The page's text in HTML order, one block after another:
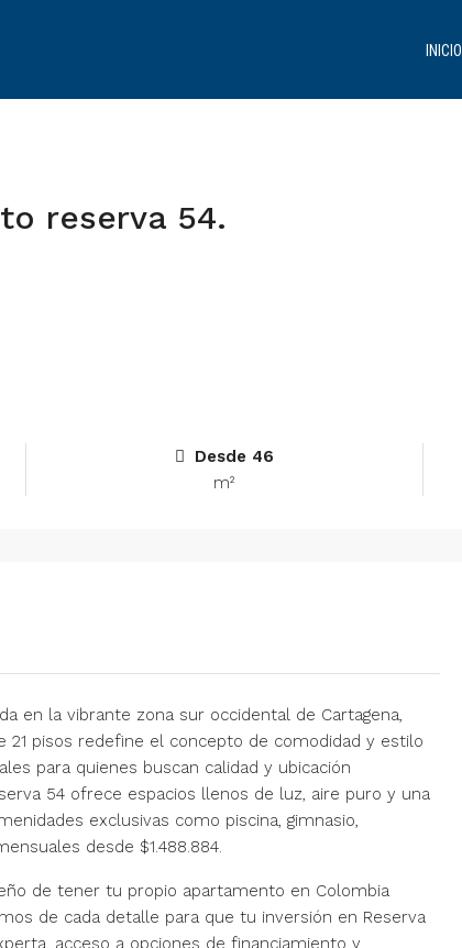
INICIO
reserva 54.
Desde 46
m²
en la vibrante zona sur occidental de Cartagena,
21 pisos redefine el concepto de comodidad y estilo
para quienes buscan calidad y ubicación
54 ofrece espacios llenos de luz, aire puro y una
exclusivas como piscina, gimnasio,
desde $1.488.884.
de tener tu propio apartamento en Colombia
de cada detalle para que tu inversión en Reserva
acceso a opciones de financiamiento y